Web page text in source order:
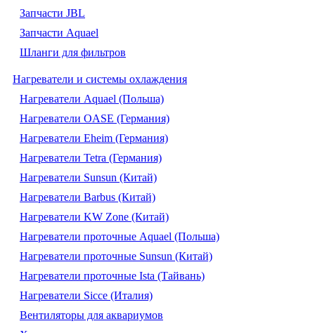
Запчасти JBL
Запчасти Aquael
Шланги для фильтров
Нагреватели и системы охлаждения
Нагреватели Aquael (Польша)
Нагреватели OASE (Германия)
Нагреватели Eheim (Германия)
Нагреватели Tetra (Германия)
Нагреватели Sunsun (Китай)
Нагреватели Barbus (Китай)
Нагреватели KW Zone (Китай)
Нагреватели проточные Aquael (Польша)
Нагреватели проточные Sunsun (Китай)
Нагреватели проточные Ista (Тайвань)
Нагреватели Sicce (Италия)
Вентиляторы для аквариумов